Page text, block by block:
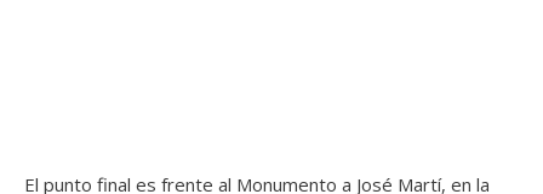
El punto final es frente al Monumento a José Martí, en la